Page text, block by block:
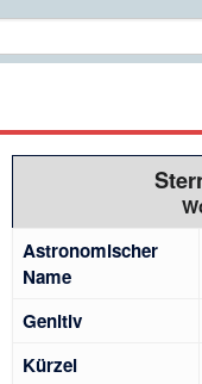
Astronomischer
Name
Genitiv
Kürzel